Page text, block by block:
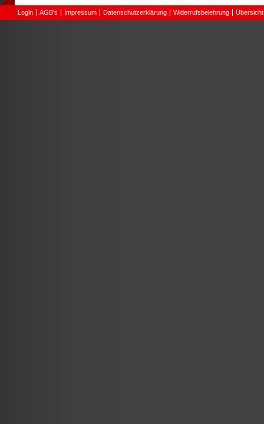
Login AGB's Impressum Datenschutzerklärung Widerrufsbelehrung